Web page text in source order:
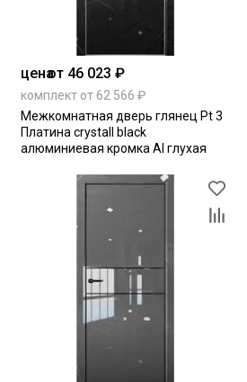
ценаот 46 023 ₽
комплект от 62 566 ₽
Межкомнатная дверь глянец Pt 3
Платина crystall black
алюминиевая кромка Al глухая